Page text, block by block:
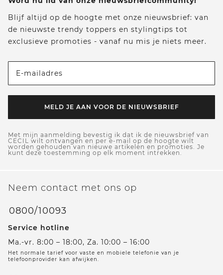
Blijf altijd op de hoogte met onze nieuwsbrief: van
de nieuwste trendy toppers en stylingtips tot
exclusieve promoties - vanaf nu mis je niets meer.
E-mailadres
MELD JE AAN VOOR DE NIEUWSBRIEF
Met mijn aanmelding bevestig ik dat ik de nieuwsbrief van
CECIL wilt ontvangen en per e-mail op de hoogte wilt
worden gehouden van nieuwe artikelen en promoties. Je
kunt deze toestemming op elk moment intrekken.
Neem contact met ons op
0800/10093
Service hotline
Ma.-vr. 8:00 – 18:00, Za. 10:00 – 16:00
Het normale tarief voor vaste en mobiele telefonie van je
telefoonprovider kan afwijken.